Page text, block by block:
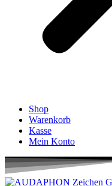
Shop
Warenkorb
Kasse
Mein Konto